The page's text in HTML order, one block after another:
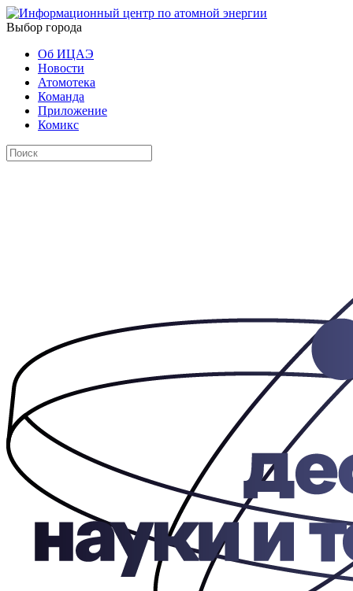
Выбор города
Об ИЦАЭ
Новости
Атомотека
Команда
Приложение
Комикс